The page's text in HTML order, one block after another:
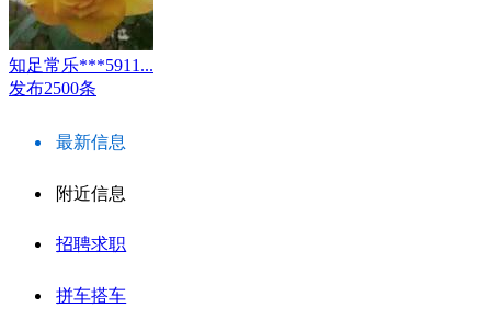
知足常乐***5911...
发布2500条
最新信息
附近信息
招聘求职
拼车搭车